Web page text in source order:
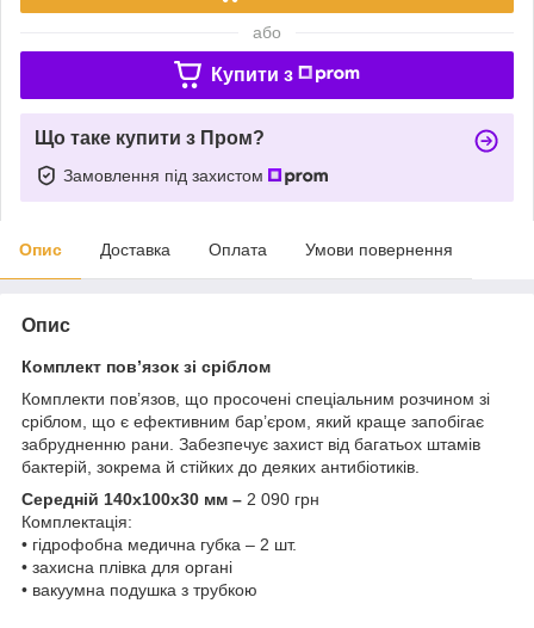
або
Купити з
Що таке купити з Пром?
Замовлення під захистом
Опис Доставка Оплата Умови повернення
Опис
Комплект пов’язок зі сріблом
Комплекти пов’язов, що просочені спеціальним розчином зі
сріблом, що є ефективним бар’єром, який краще запобігає
забрудненню рани. Забезпечує захист від багатьох штамів
бактерій, зокрема й стійких до деяких антибіотиків.
Середній 140x100x30 мм – 2 090 грн
Комплектація:
• гідрофобна медична губка – 2 шт.
• захисна плівка для органі
• вакуумна подушка з трубкою